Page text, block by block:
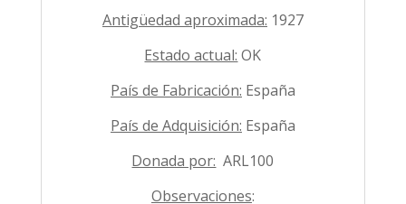
Antigüedad aproximada: 1927
Estado actual: OK
País de Fabricación: España
País de Adquisición: España
Donada por: ARL100
Observaciones: